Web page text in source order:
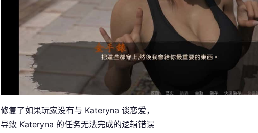
修复了如果玩家没有与 Kateryna 谈恋爱，
导致 Kateryna 的任务无法完成的逻辑错误